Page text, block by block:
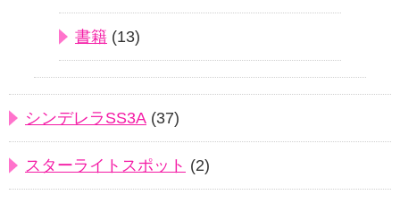
書籍 (13)
シンデレラSS3A (37)
スターライトスポット (2)